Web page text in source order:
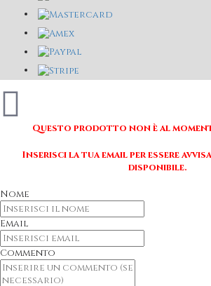
Questo prodotto non è al
Inserisci la tua email per essere
disponibile.
Nome
Email
Commento